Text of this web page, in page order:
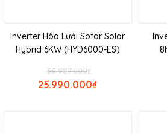
Inverter Hòa Lưới Sofar Solar
Hybrid 6KW (HYD6000-ES)
₫
38.987.000
₫
25.990.000